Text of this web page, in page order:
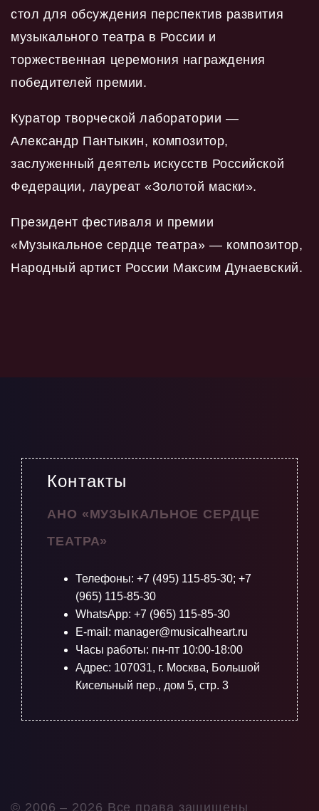
стол для обсуждения перспектив развития
музыкального театра в России и
торжественная церемония награждения
победителей премии.
Куратор творческой лаборатории —
Александр Пантыкин, композитор,
заслуженный деятель искусств Российской
Федерации, лауреат «Золотой маски».
Президент фестиваля и премии
«Музыкальное сердце театра» — композитор,
Народный артист России Максим Дунаевский.
Контакты
АНО «МУЗЫКАЛЬНОЕ СЕРДЦЕ
ТЕАТРА»
Телефоны: +7 (495) 115-85-30; +7
(965) 115-85-30
WhatsApp: +7 (965) 115-85-30
E-mail: manager@musicalheart.ru
Часы работы: пн-пт 10:00-18:00
Адрес: 107031, г. Москва, Большой
Кисельный пер., дом 5, стр. 3
© 2006 – 2026 Все права защищены